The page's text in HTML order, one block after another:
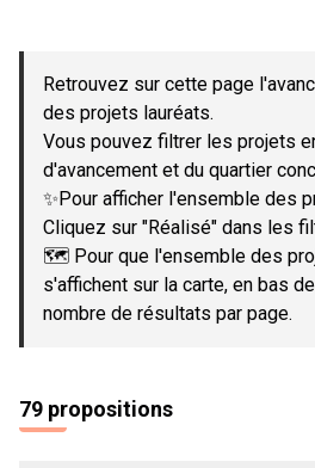
−
Retrouvez sur cette page
des projets lauréats.
Vous pouvez filtrer les projets
d'avancement et du quartier
✨Pour afficher l'ensemble des
Cliquez sur "Réalisé" dans les
🗺️ Pour que l'ensemble des
s'affichent sur la carte, en bas
nombre de résultats par page.
79 propositions